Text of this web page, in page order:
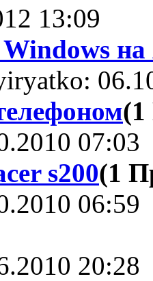
13:09
на
07:03
s200(1
06:59
20:28